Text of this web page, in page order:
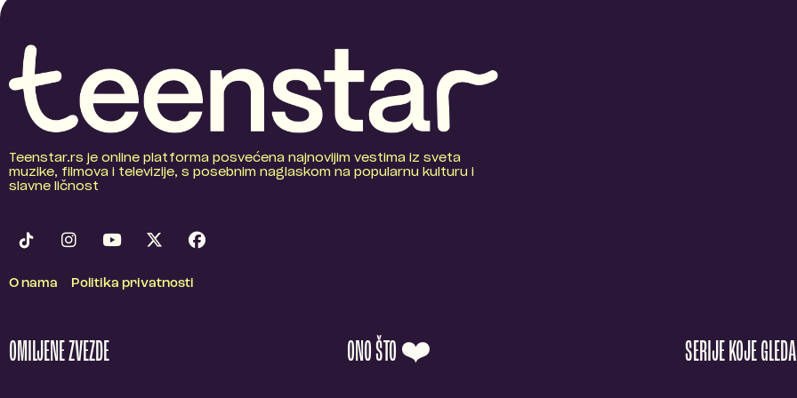
Teenstar.rs je online platforma posvećena najnovijim vestima iz sveta
muzike, filmova i televizije, s posebnim naglaskom na popularnu kulturu i
slavne ličnost
O nama Politika privatnosti
OMILJENE ZVEZDE ONO ŠTO ❤️ SERIJE KOJE